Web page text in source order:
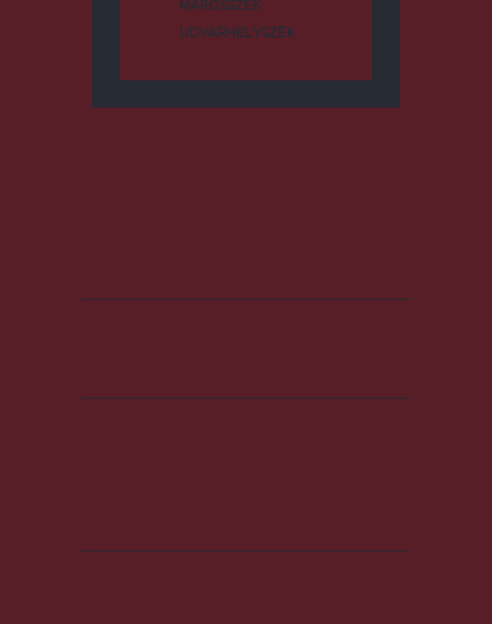
MAROSSZÉK
UDVARHELYSZÉK